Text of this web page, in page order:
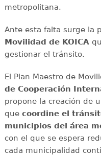
metropolitana.
Ante esta falta surge la
Movilidad de KOICA
gestionar el tránsito.
El Plan Maestro de
de Cooperación
propone la creación de
que coordine el
municipios del área
con el que se espera
cada municipalidad